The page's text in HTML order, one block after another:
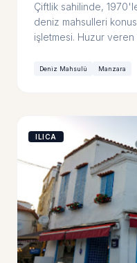
Çiftlik sahilinde,
deniz mahsulleri
işletmesi. Huzur veren
Deniz Mahsulü Manzara
ILICA